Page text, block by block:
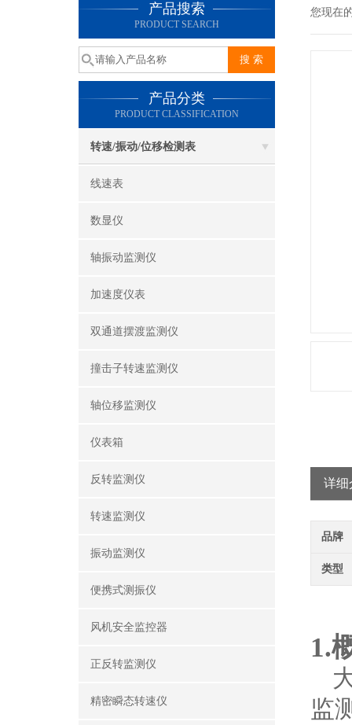
产品搜索
PRODUCT SEARCH
产品分类
PRODUCT CLASSIFICATION
转速/振动/位移检测表
线速表
数显仪
轴振动监测仪
加速度仪表
双通道摆渡监测仪
撞击子转速监测仪
轴位移监测仪
仪表箱
反转监测仪
转速监测仪
振动监测仪
便携式测振仪
风机安全监控器
正反转监测仪
精密瞬态转速仪
您现在
详细
品牌
类型
1.
监